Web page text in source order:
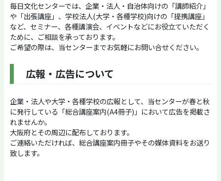
毎日文化センターでは、企業・法人・自治体向けの「講師紹介」
や「出張講座」、学校法人(大学・各種学校)向けの「提携講座」
など、セミナー、各種講演会、イベントなどにお役立ていただく
ために、ご相談を承っております。
ご希望の際は、当センターまでお気軽にお問い合せください。
広報・広告について
企業・法人や大学・各種学校の広報として、当センターが春と秋
に発行している「総合講座案内(A4冊子)」において広告を掲載さ
れませんか。
大阪府とその周辺に配布しております。
ご連絡いただければ、総合講座案内冊子やその媒体資料をお送り
致します。